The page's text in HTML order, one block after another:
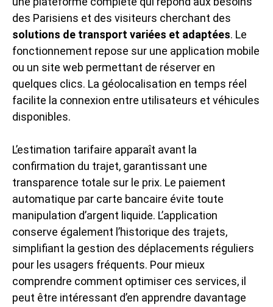
des Parisiens et des visiteurs cherchant des
solutions de transport variées et adaptées. Le
fonctionnement repose sur une application mobile
ou un site web permettant de réserver en
quelques clics. La géolocalisation en temps réel
facilite la connexion entre utilisateurs et véhicules
disponibles.
L’estimation tarifaire apparaît avant la
confirmation du trajet, garantissant une
transparence totale sur le prix. Le paiement
automatique par carte bancaire évite toute
manipulation d’argent liquide. L’application
conserve également l’historique des trajets,
simplifiant la gestion des déplacements réguliers
pour les usagers fréquents. Pour mieux
comprendre comment optimiser ces services, il
peut être intéressant d’en apprendre davantage